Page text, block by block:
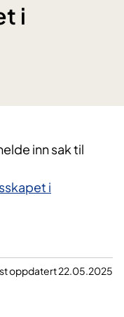
i
inn sak til
i
oppdatert 22.05.2025